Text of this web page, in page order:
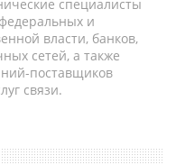
специалисты
и
власти, банков,
сетей, а также
поставщиков
связи.